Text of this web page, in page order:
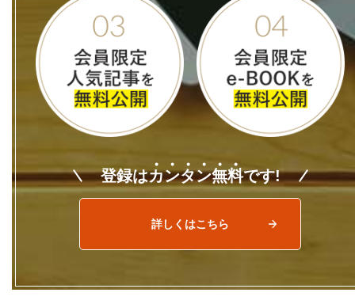
登録はカンタン無料です!
詳しくはこちら